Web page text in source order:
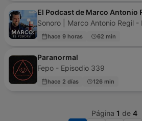
El Podcast de Marco Antonio
Sonoro | Marco Antonio Regil -
hace 9 horas 62 min
Paranormal
Fepo - Episodio 339
hace 2 días 126 min
Página 1 de 4